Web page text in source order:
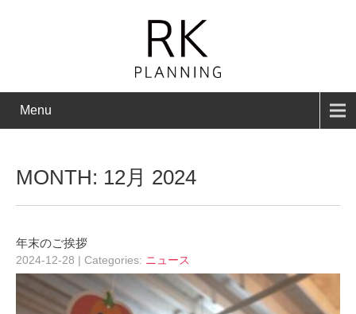
Menu
MONTH: 12月 2024
年末のご挨拶
2024-12-28 | Categories: ニュース